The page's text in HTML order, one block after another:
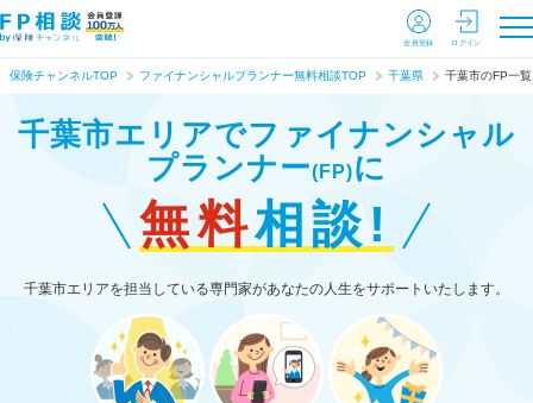
会員登録 ログイン
保険チャンネルTOP ファイナンシャルプランナー無料相談TOP 千葉県 千葉市のFP一覧
千葉市エリアでファイナンシャル
プランナー(FP)に
無料相談!
千葉市エリアを担当している専門家があなたの人生をサポートいたします。